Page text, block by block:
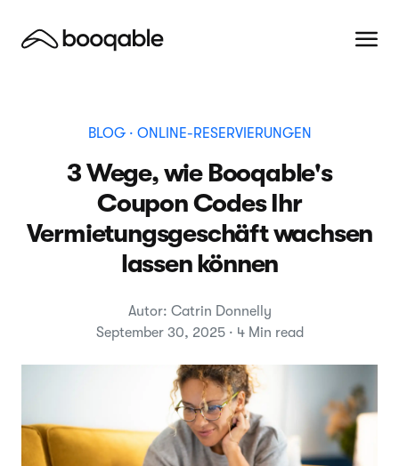
BLOG· ONLINE-RESERVIERUNGEN
3 Wege, wie Booqable's
Coupon Codes Ihr
Vermietungsgeschäft wachsen
lassen können
Autor: Catrin Donnelly
September 30, 2025 · 4 Min read